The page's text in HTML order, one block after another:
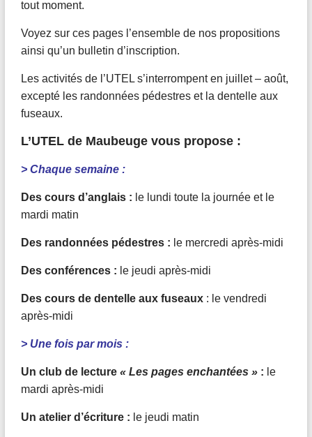
tout moment.
Voyez sur ces pages l’ensemble de nos propositions
ainsi qu’un bulletin d’inscription.
Les activités de l’UTEL s’interrompent en juillet – août,
excepté les randonnées pédestres et la dentelle aux
fuseaux.
L’UTEL de Maubeuge vous propose :
> Chaque semaine :
Des cours d’anglais : le lundi toute la journée et le
mardi matin
Des randonnées pédestres : le mercredi après-midi
Des conférences : le jeudi après-midi
Des cours de dentelle aux fuseaux : le vendredi
après-midi
> Une fois par mois :
Un club de lecture « Les pages enchantées »: le
mardi après-midi
Un atelier d’écriture : le jeudi matin